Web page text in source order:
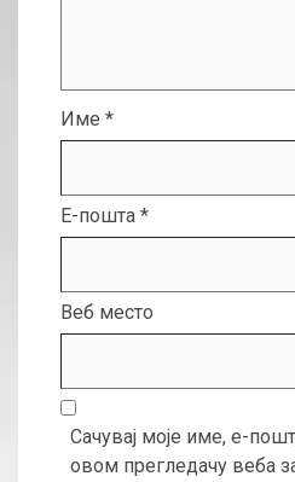
Име *
Е-пошта *
Веб место
Сачувај моје име, е-
овом прегледачу веба